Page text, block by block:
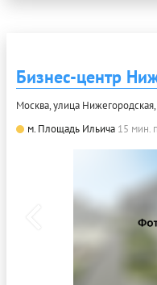
Бизнес-центр
Москва, улица
м. Площадь Ильича 15 мин.